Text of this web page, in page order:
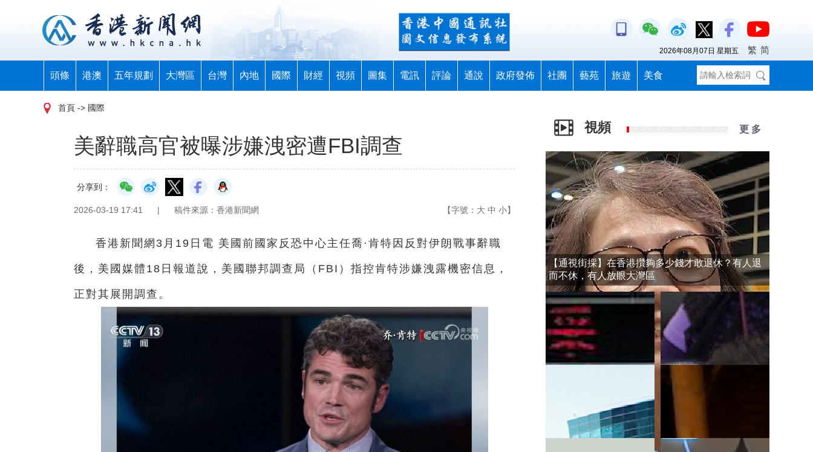
頭條 港澳 五年規劃 大灣區 台灣 內地 國際 財經 視頻 圖集 電訊 評論 通說 政府發佈 社團 藝苑 旅遊 美食
2026年08月07日 星期五 繁 简
首頁 -> 國際
美辭職高官被曝涉嫌洩密遭FBI調查
分享到：
2026-03-19 17:41 | 稿件來源：香港新聞網 【字號： 大 中 小】
香港新聞網3月19日電 美國前國家反恐中心主任喬·肯特因反對伊朗戰事辭職
後，美國媒體18日報道說，美國聯邦調查局（FBI）指控肯特涉嫌洩露機密信息，
正對其展開調查。
視頻 更 多
【通視街採】在香港攢夠多少錢才敢退休？有人退
而不休，有人放眼大灣區